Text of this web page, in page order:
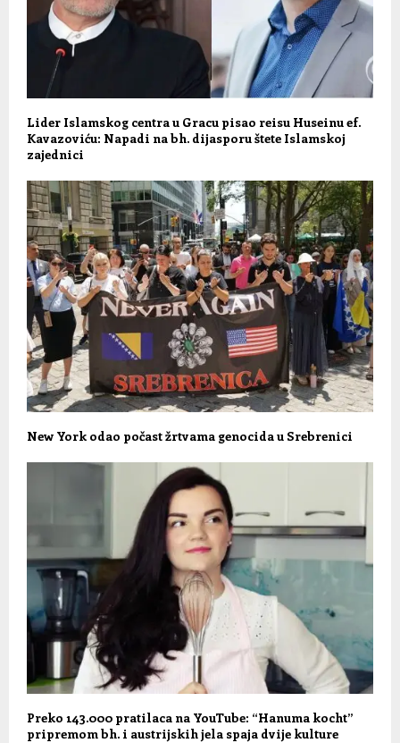
Lider Islamskog centra u Gracu pisao reisu Huseinu ef.
Kavazoviću: Napadi na bh. dijasporu štete Islamskoj
zajednici
New York odao počast žrtvama genocida u Srebrenici
Preko 143.000 pratilaca na YouTube: “Hanuma kocht”
pripremom bh. i austrijskih jela spaja dvije kulture